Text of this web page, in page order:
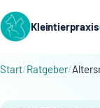
Kleintierpraxis
Start Ratgeber